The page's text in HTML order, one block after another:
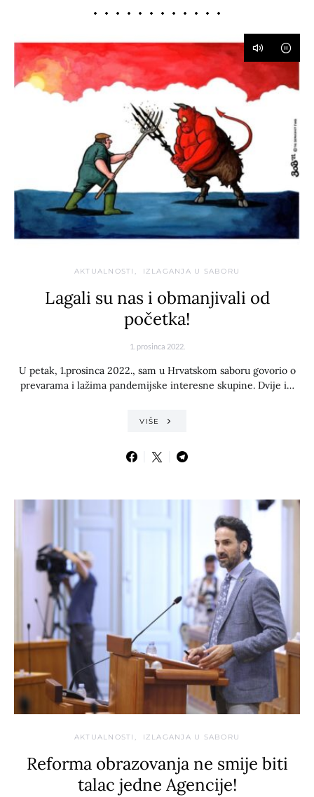
AKTUALNOSTI IZLAGANJA U SABORU
Lagali su nas i obmanjivali od
početka!
1. prosinca 2022.
U petak, 1.prosinca 2022., sam u Hrvatskom saboru govorio o
prevarama i lažima pandemijske interesne skupine. Dvije i…
VIŠE
AKTUALNOSTI IZLAGANJA U SABORU
Reforma obrazovanja ne smije biti
talac jedne Agencije!